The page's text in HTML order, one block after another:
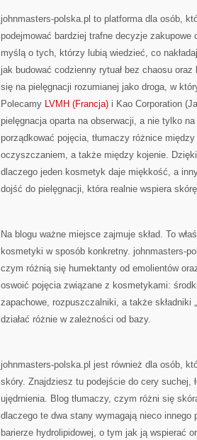
johnmasters-polska.pl to platforma dla osób,
podejmować bardziej trafne decyzje
myślą o tych, którzy lubią wiedzieć, co
jak budować codzienny rytuał bez chaosu
się na pielęgnacji rozumianej jako droga, w
Polecamy LVMH (Francja) i Kao Corporation
pielęgnacja oparta na obserwacji, a nie tylko
porządkować pojęcia, tłumaczy różnice
oczyszczaniem, a także między kojenie.
dlaczego jeden kosmetyk daje miękkość, a
dojść do pielęgnacji, która realnie wspiera
Na blogu ważne miejsce zajmuje skład. To
kosmetyki w sposób konkretny. johnmasters-
czym różnią się humektanty od emolientów
oswoić pojęcia związane z kosmetykami:
zapachowe, rozpuszczalniki, a także składniki
działać różnie w zależności od bazy.
johnmasters-polska.pl jest również dla osób,
skóry. Znajdziesz tu podejście do cery suchej,
ujędrnienia. Blog tłumaczy, czym różni się
dlaczego te dwa stany wymagają nieco
barierze hydrolipidowej, o tym jak ją wspierać